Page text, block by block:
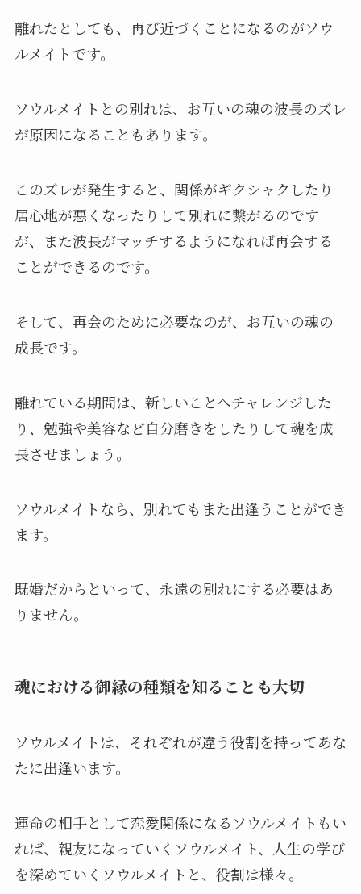
離れたとしても、再び近づくことになるのがソウ
ルメイトです。
ソウルメイトとの別れは、お互いの魂の波長のズレ
が原因になることもあります。
このズレが発生すると、関係がギクシャクしたり
居心地が悪くなったりして別れに繋がるのです
が、また波長がマッチするようになれば再会する
ことができるのです。
そして、再会のために必要なのが、お互いの魂の
成長です。
離れている期間は、新しいことへチャレンジした
り、勉強や美容など自分磨きをしたりして魂を成
長させましょう。
ソウルメイトなら、別れてもまた出逢うことができ
ます。
既婚だからといって、永遠の別れにする必要はあ
りません。
魂における御縁の種類を知ることも大切
ソウルメイトは、それぞれが違う役割を持ってあな
たに出逢います。
運命の相手として恋愛関係になるソウルメイトもい
れば、親友になっていくソウルメイト、人生の学び
を深めていくソウルメイトと、役割は様々。